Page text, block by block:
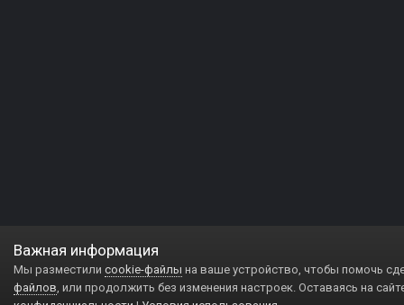
Важная информация
Мы разместили cookie-файлы на ваше устройство, чтобы помочь
файлов, или продолжить без изменения настроек. Оставаясь на